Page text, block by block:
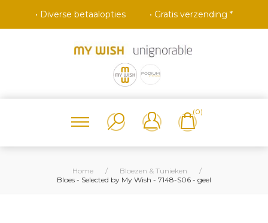
• Diverse betaalopties • Gratis verzending *
(0)
Home / Bloezen & Tunieken
/
Bloes - Selected by My Wish - 7148-S06 - geel